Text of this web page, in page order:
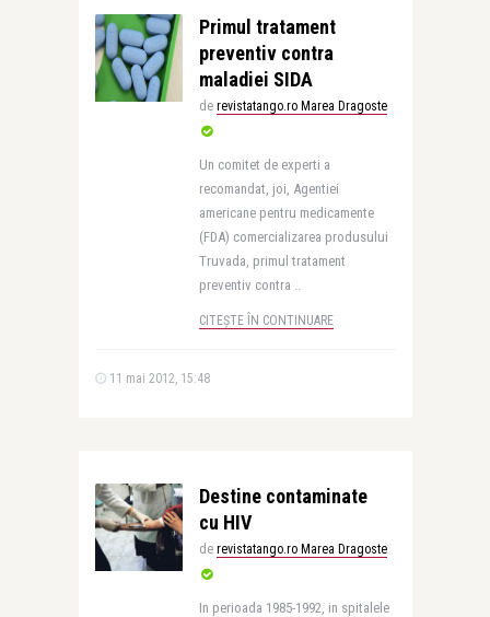
Primul tratament
preventiv contra
maladiei SIDA
de revistatango.ro Marea Dragoste
Un comitet de experti a
recomandat, joi, Agentiei
americane pentru medicamente
(FDA) comercializarea produsului
Truvada, primul tratament
preventiv contra ..
CITEȘTE ÎN CONTINUARE
11 mai 2012, 15:48
Destine contaminate
cu HIV
de revistatango.ro Marea Dragoste
In perioada 1985-1992, in spitalele